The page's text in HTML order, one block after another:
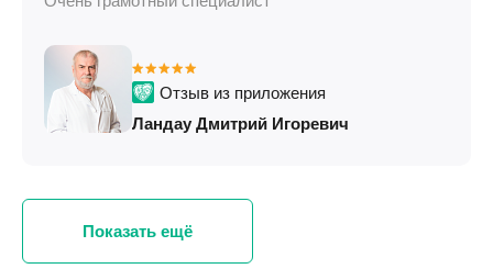
Отзыв из приложения
Ландау Дмитрий Игоревич
Показать ещё